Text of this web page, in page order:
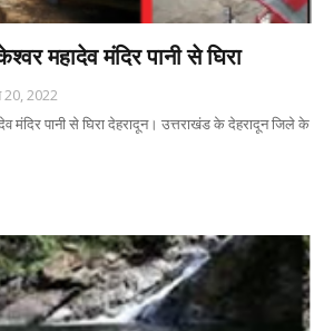
महादेव मंदिर पानी से घिरा
20, 2022
मंदिर पानी से घिरा देहरादून। उत्तराखंड के देहरादून जिले के